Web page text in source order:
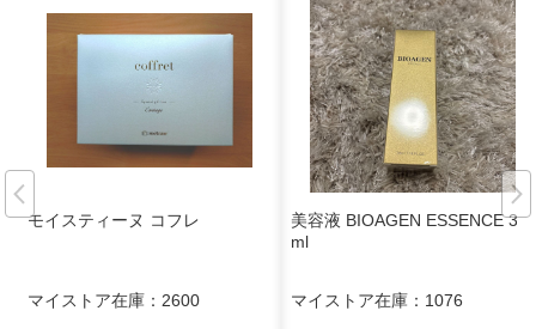
モイスティーヌ コフレ
マイストア在庫： 2600
美容液 BIOAGEN ESSENCE 35
ml
マイストア在庫： 1076